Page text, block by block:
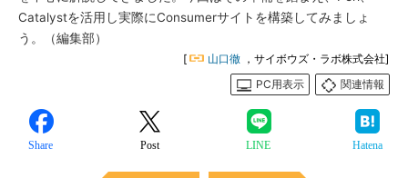
Catalystを活用し実際にConsumerサイトを構築してみましょ
う。（編集部）
[ 山口徹 ，サイボウズ・ラボ株式会社]
PC用表示
関連情報
Share Post LINE Hatena